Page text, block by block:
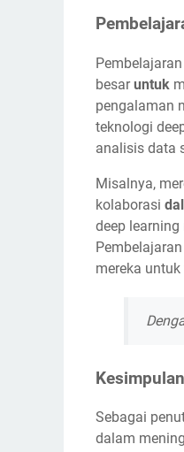
besaruntuk
pengalaman
teknologi
analisis data
Misalnya,
kolaborasi
deep
mereka
Kesimpulan
Sebagai
dalam